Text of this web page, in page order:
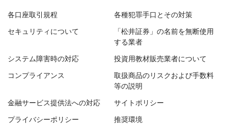
各口座取引規程 各種犯罪手口とその対策
セキュリティについて
「松井証券」の名前を無断使用
する業者
システム障害時の対応 投資用教材販売業者について
コンプライアンス
取扱商品のリスクおよび手数料
等の説明
金融サービス提供法への対応 サイトポリシー
プライバシーポリシー 推奨環境